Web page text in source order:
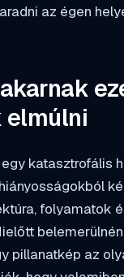
az égen
elmúlni
katasztrofális
folyamatok
pillanatkép az